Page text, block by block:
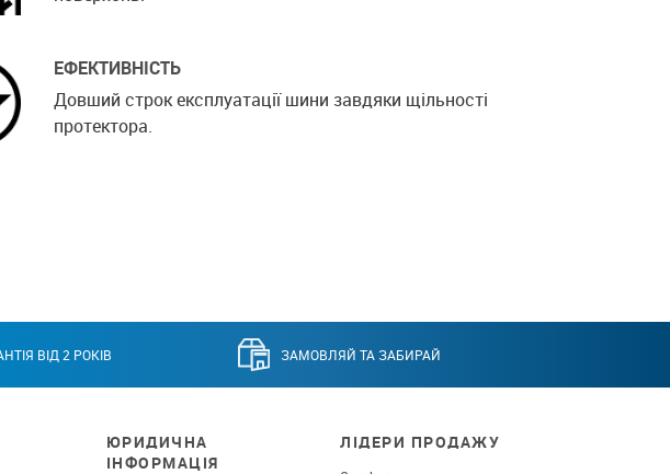
ЕФЕКТИВНІСТЬ
Довший строк експлуатації шини завдяки щільності
протектора.
ВІД 2 РОКІВ ЗАМОВЛЯЙ ТА ЗАБИРАЙ
ЮРИДИЧНА
ІНФОРМАЦІЯ
ЛІДЕРИ ПРОДАЖУ